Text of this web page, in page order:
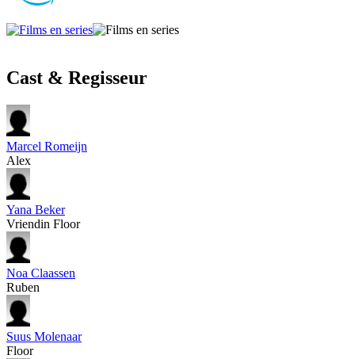
Cast & Regisseur
Marcel Romeijn
Alex
Yana Beker
Vriendin Floor
Noa Claassen
Ruben
Suus Molenaar
Floor